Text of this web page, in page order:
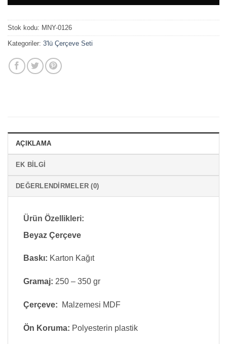
Stok kodu: MNY-0126
Kategoriler: 3'lü Çerçeve Seti
AÇIKLAMA
EK BILGI
DEĞERLENDIRMELER (0)
Ürün Özellikleri:
Beyaz Çerçeve
Baskı: Karton Kağıt
Gramaj: 250 – 350 gr
Çerçeve: Malzemesi MDF
Ön Koruma: Polyesterin plastik